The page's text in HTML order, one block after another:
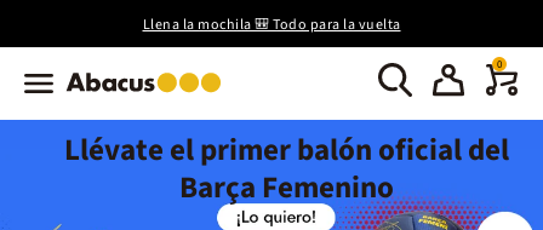
Llena la mochila 🎒 Todo para la vuelta
0
Llévate el primer balón oficial del
Barça Femenino